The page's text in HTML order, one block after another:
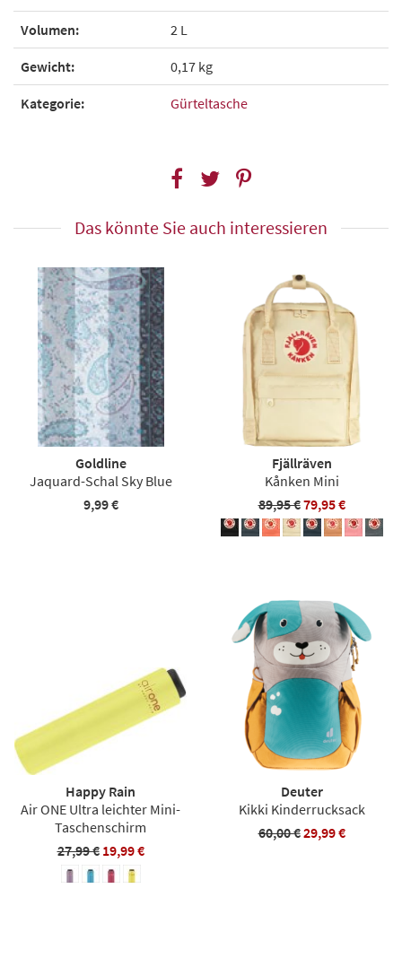
Volumen: 2 L
Gewicht: 0,17 kg
Kategorie: Gürteltasche
Das könnte Sie auch interessieren
Goldline
Jaquard-Schal Sky Blue
9,99 €
Fjällräven
Kånken Mini
89,95 €79,95 €
Happy Rain
Air ONE Ultra leichter Mini-
Taschenschirm
27,99 € 19,99 €
Deuter
Kikki Kinderrucksack
60,00 €29,99 €